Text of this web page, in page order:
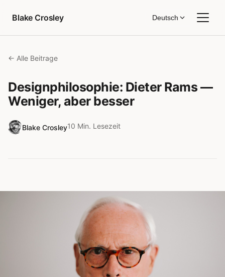
Blake Crosley
Deutsch
← Alle Beitrage
Designphilosophie: Dieter Rams —
Weniger, aber besser
Blake Crosley10 Min. Lesezeit